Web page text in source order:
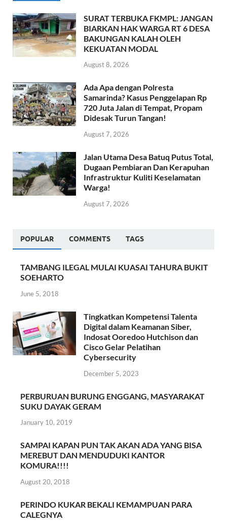
SURAT TERBUKA FKMPL: JANGAN
BIARKAN HAK WARGA RT 6 DESA
BAKUNGAN KALAH OLEH
KEKUATAN MODAL
August 8, 2026
Ada Apa dengan Polresta
Samarinda? Kasus Penggelapan Rp
720 Juta Jalan di Tempat, Propam
Didesak Turun Tangan!
August 7, 2026
Jalan Utama Desa Batuq Putus Total,
Dugaan Pembiaran Dan Kerapuhan
Infrastruktur Kuliti Keselamatan
Warga!
August 7, 2026
POPULAR COMMENTS TAGS
TAMBANG ILEGAL MULAI KUASAI TAHURA BUKIT
SOEHARTO
June 5, 2018
Tingkatkan Kompetensi Talenta
Digital dalam Keamanan Siber,
Indosat Ooredoo Hutchison dan
Cisco Gelar Pelatihan
Cybersecurity
December 5, 2023
PERBURUAN BURUNG ENGGANG, MASYARAKAT
SUKU DAYAK GERAM
January 10, 2019
SAMPAI KAPAN PUN TAK AKAN ADA YANG BISA
MEREBUT DAN MENDUDUKI KANTOR
KOMURA!!!!
August 20, 2018
PERINDO KUKAR BEKALI KEMAMPUAN PARA
CALEGNYA